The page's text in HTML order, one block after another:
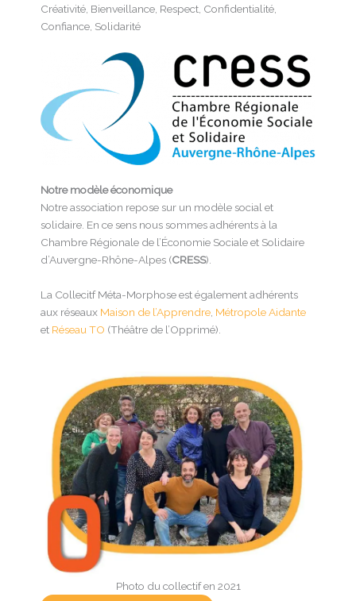
Créativité, Bienveillance, Respect, Confidentialité,
Confiance, Solidarité
Notre modèle économique
Notre association repose sur un modèle social et
solidaire. En ce sens nous sommes adhérents à la
Chambre Régionale de l’Économie Sociale et Solidaire
d’Auvergne-Rhône-Alpes (CRESS).
La Collecitf Méta-Morphose est également adhérents
aux réseaux Maison de l’Apprendre, Métropole Aidante
et Réseau TO (Théâtre de l’Opprimé).
Photo du collectif en 2021